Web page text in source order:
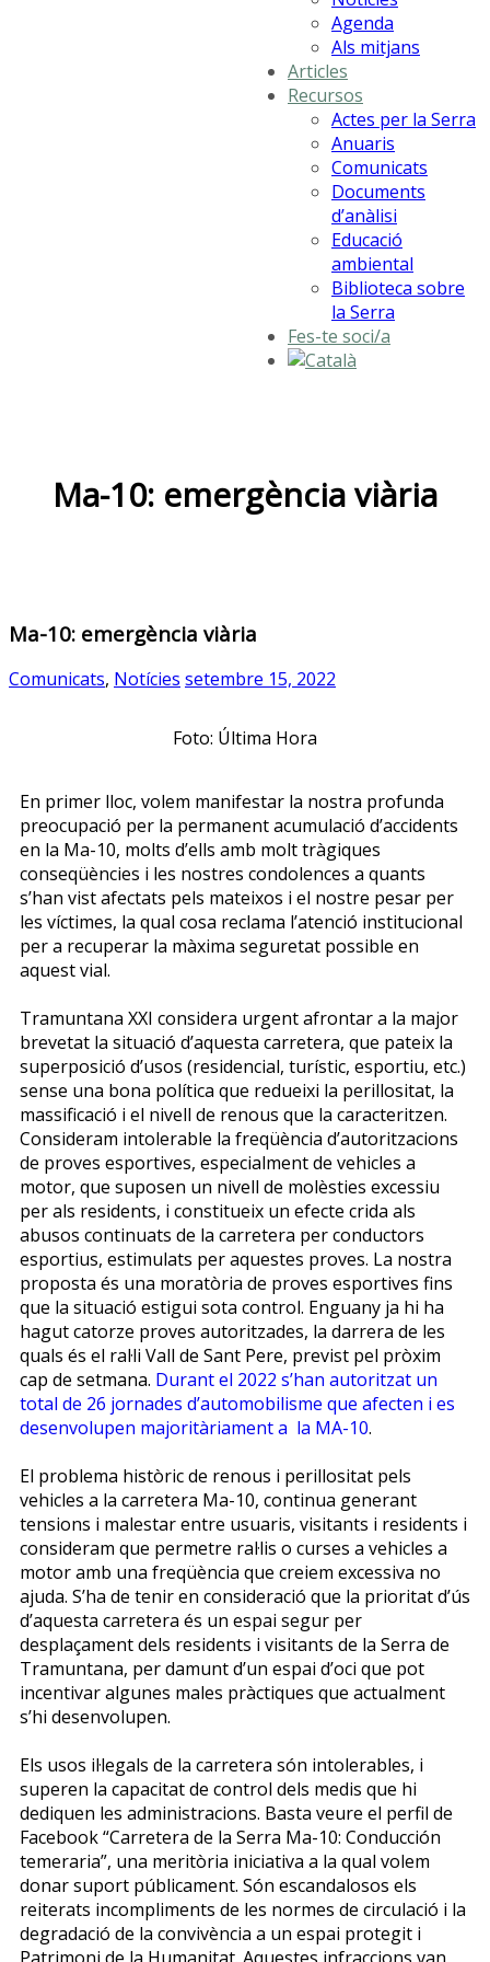
Agenda
Als mitjans
Articles
Recursos
Actes per la Serra
Anuaris
Comunicats
Documents
d’anàlisi
Educació
ambiental
Biblioteca sobre
la Serra
Fes-te soci/a
Ma-10: emergència viària
Ma-10: emergència viària
Comunicats, Notícies setembre 15, 2022
Foto: Última Hora
En primer lloc, volem manifestar la nostra profunda
preocupació per la permanent acumulació d’accidents
en la Ma-10, molts d’ells amb molt tràgiques
conseqüències i les nostres condolences a quants
s’han vist afectats pels mateixos i el nostre pesar per
les víctimes, la qual cosa reclama l’atenció institucional
per a recuperar la màxima seguretat possible en
aquest vial.
Tramuntana XXI considera urgent afrontar a la major
brevetat la situació d’aquesta carretera, que pateix la
superposició d’usos (residencial, turístic, esportiu, etc.)
sense una bona política que redueixi la perillositat, la
massificació i el nivell de renous que la caracteritzen.
Consideram intolerable la freqüència d’autoritzacions
de proves esportives, especialment de vehicles a
motor, que suposen un nivell de molèsties excessiu
per als residents, i constitueix un efecte crida als
abusos continuats de la carretera per conductors
esportius, estimulats per aquestes proves. La nostra
proposta és una moratòria de proves esportives fins
que la situació estigui sota control. Enguany ja hi ha
hagut catorze proves autoritzades, la darrera de les
quals és el ral·li Vall de Sant Pere, previst pel pròxim
cap de setmana. Durant el 2022 s’han autoritzat un
total de 26 jornades d’automobilisme que afecten i es
desenvolupen majoritàriament a la MA-10.
El problema històric de renous i perillositat pels
vehicles a la carretera Ma-10, continua generant
tensions i malestar entre usuaris, visitants i residents i
consideram que permetre ral·lis o curses a vehicles a
motor amb una freqüència que creiem excessiva no
ajuda. S’ha de tenir en consideració que la prioritat d’ús
d’aquesta carretera és un espai segur per
desplaçament dels residents i visitants de la Serra de
Tramuntana, per damunt d’un espai d’oci que pot
incentivar algunes males pràctiques que actualment
s’hi desenvolupen.
Els usos il·legals de la carretera són intolerables, i
superen la capacitat de control dels medis que hi
dediquen les administracions. Basta veure el perfil de
Facebook “Carretera de la Serra Ma-10: Conducción
temeraria”, una meritòria iniciativa a la qual volem
donar suport públicament. Són escandalosos els
reiterats incompliments de les normes de circulació i la
degradació de la convivència a un espai protegit i